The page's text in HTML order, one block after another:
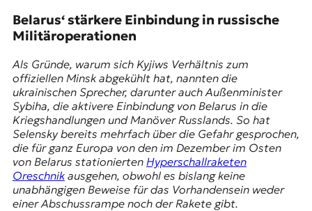
Belarus‘ stärkere Einbindung in russische
Militäroperationen
Als Gründe, warum sich Kyjiws Verhältnis zum
offiziellen Minsk abgekühlt hat, nannten die
ukrainischen Sprecher, darunter auch Außenminister
Sybiha, die aktivere Einbindung von Belarus in die
Kriegshandlungen und Manöver Russlands. So hat
Selensky bereits mehrfach über die Gefahr gesprochen,
die für ganz Europa von den im Dezember im Osten
von Belarus stationierten Hyperschallraketen
Oreschnikausgehen, obwohl es bislang keine
unabhängigen Beweise für das Vorhandensein weder
einer Abschussrampe noch der Rakete gibt.